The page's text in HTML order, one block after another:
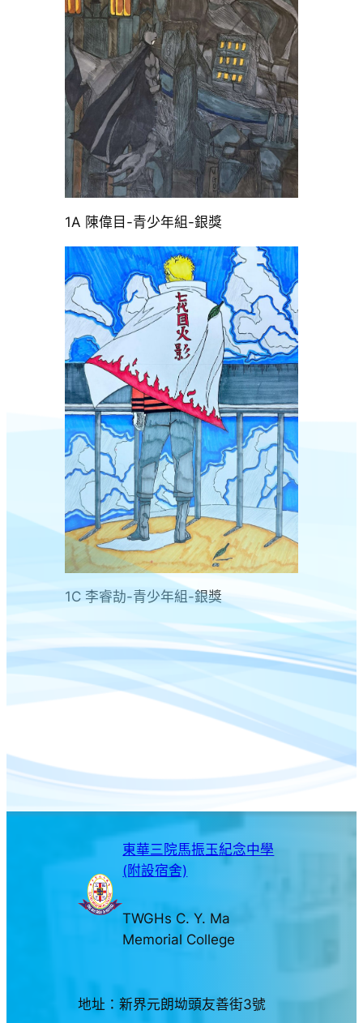
1A 陳偉目-青少年組-銀獎
1C 李睿劼-青少年組-銀獎
東華三院馬振玉紀念中學
(附設宿舍)
TWGHs C. Y. Ma
Memorial College
地址：新界元朗坳頭友善街3號